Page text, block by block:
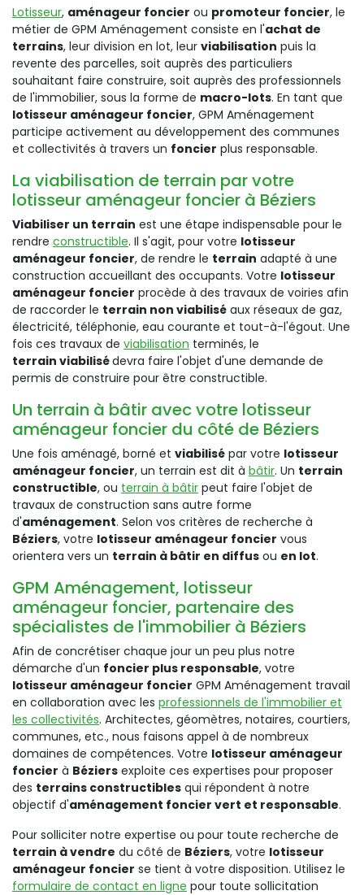
Lotisseur, aménageur foncier ou promoteur foncier, le
métier de GPM Aménagement consiste en l'achat de
terrains, leur division en lot, leur viabilisation puis la
revente des parcelles, soit auprès des particuliers
souhaitant faire construire, soit auprès des professionnels
de l'immobilier, sous la forme de macro-lots. En tant que
lotisseur aménageur foncier, GPM Aménagement
participe activement au développement des communes
et collectivités à travers un foncier plus responsable.
La viabilisation de terrain par votre
lotisseur aménageur foncier à Béziers
Viabiliser un terrain est une étape indispensable pour le
rendre constructible. Il s'agit, pour votre lotisseur
aménageur foncier, de rendre le terrain adapté à une
construction accueillant des occupants. Votre lotisseur
aménageur foncier procède à des travaux de voiries afin
de raccorder le terrain non viabilisé aux réseaux de gaz,
électricité, téléphonie, eau courante et tout-à-l'égout. Une
fois ces travaux de viabilisation terminés, le
terrain viabilisédevra faire l'objet d'une demande de
permis de construire pour être constructible.
Un terrain à bâtir avec votre lotisseur
aménageur foncier du côté de Béziers
Une fois aménagé, borné et viabilisé par votre lotisseur
aménageur foncier, un terrain est dit à bâtir. Un terrain
constructible, ou terrain à bâtir peut faire l'objet de
travaux de construction sans autre forme
d'aménagement. Selon vos critères de recherche à
Béziers, votre lotisseur aménageur foncier vous
orientera vers un terrain à bâtir en diffus ou en lot.
GPM Aménagement, lotisseur
aménageur foncier, partenaire des
spécialistes de l'immobilier à Béziers
Afin de concrétiser chaque jour un peu plus notre
démarche d'un foncier plus responsable, votre
lotisseur aménageur foncier GPM Aménagement travail
en collaboration avec les professionnels de l'immobilier et
les collectivités. Architectes, géomètres, notaires, courtiers,
communes, etc., nous faisons appel à de nombreux
domaines de compétences. Votre lotisseur aménageur
foncier à Béziers exploite ces expertises pour proposer
des terrains constructibles qui répondent à notre
objectif d'aménagement foncier vert et responsable.
Pour solliciter notre expertise ou pour toute recherche de
terrain à vendre du côté de Béziers, votre lotisseur
aménageur foncier se tient à votre disposition. Utilisez le
formulaire de contact en ligne pour toute sollicitation